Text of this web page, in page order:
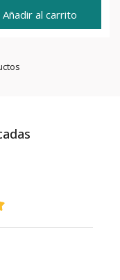
Añadir al carrito